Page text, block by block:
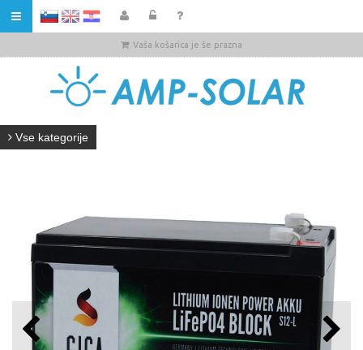
HR
Vaša košarica je še prazna
Vse kategorije